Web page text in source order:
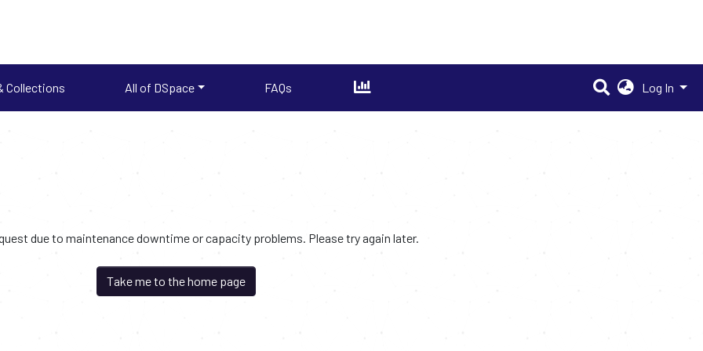
Collections All of DSpace FAQs Log In
due to maintenance downtime or capacity problems. Please try again later.
Take me to the home page